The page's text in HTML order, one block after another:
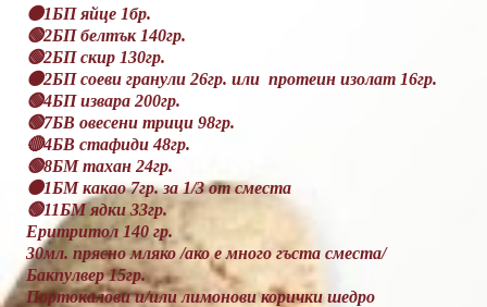
🟠1БП яйце 1бр.
🟢2БП белтък 140гр.
🟢2БП скир 130гр.
🟠2БП соеви гранули 26гр. или протеин изолат 16гр.
🟢4БП извара 200гр.
🟢7БВ овесени трици 98гр.
🔴4БВ стафиди 48гр.
🟢8БМ тахан 24гр.
🟠1БМ какао 7гр. за 1/3 от сместа
🟢11БМ ядки 33гр.
Еритритол 140 гр.
30мл. прясно мляко /ако е много гъста сместа/
Бакпулвер 15гр.
Портокалови и/или лимонови корички шедро